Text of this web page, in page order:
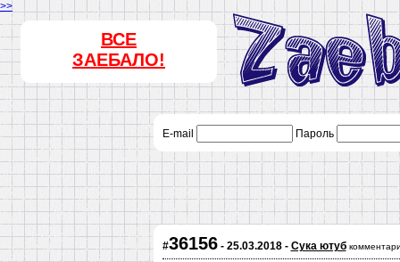
>>
ВСЕ
ЗАЕБАЛО!
E-mail Пароль
#36156- 25.03.2018 - Сука ютуб